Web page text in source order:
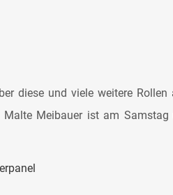
diese und viele weitere Rollen
Malte Meibauer ist am Samstag